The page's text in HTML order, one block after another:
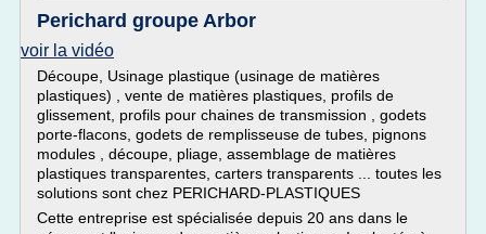
Perichard groupe Arbor
voir la vidéo
Découpe, Usinage plastique (usinage de matières
plastiques) , vente de matières plastiques, profils de
glissement, profils pour chaines de transmission , godets
porte-flacons, godets de remplisseuse de tubes, pignons
modules , découpe, pliage, assemblage de matières
plastiques transparentes, carters transparents ... toutes les
solutions sont chez PERICHARD-PLASTIQUES
Cette entreprise est spécialisée depuis 20 ans dans le